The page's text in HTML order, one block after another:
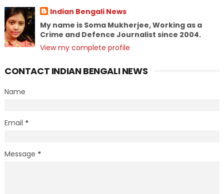
Indian Bengali News
My name is Soma Mukherjee, Working as a
Crime and Defence Journalist since 2004.
View my complete profile
CONTACT INDIAN BENGALI NEWS
Name
Email *
Message *